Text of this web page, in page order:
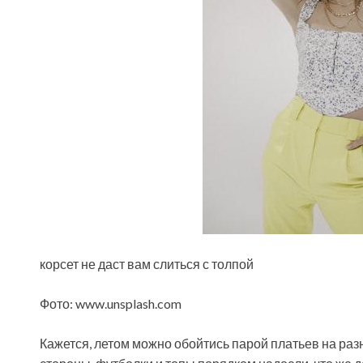
корсет не даст вам слиться с толпой
Фото: www.unsplash.com
Кажется, летом можно обойтись парой платьев на